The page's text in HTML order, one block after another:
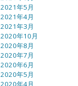
2021年5月
2021年4月
2021年3月
2020年10月
2020年8月
2020年7月
2020年6月
2020年5月
2020年4月